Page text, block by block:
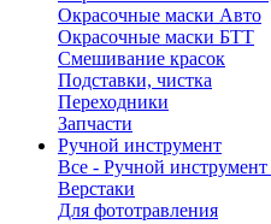
Окрасочные маски Авто
Окрасочные маски БТТ
Смешивание красок
Подставки, чистка
Переходники
Запчасти
Ручной инструмент
Все - Ручной инструмент
Верстаки
Для фототравления